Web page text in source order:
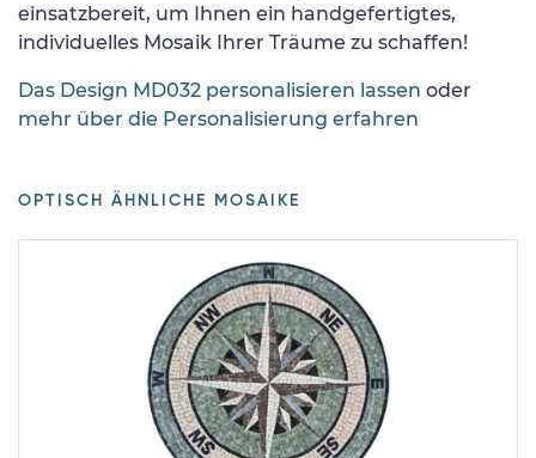
einsatzbereit, um Ihnen ein handgefertigtes,
individuelles Mosaik Ihrer Träume zu schaffen!
Das Design MD032 personalisieren lassen oder
mehr über die Personalisierung erfahren
OPTISCH ÄHNLICHE MOSAIKE